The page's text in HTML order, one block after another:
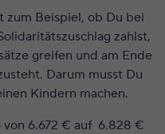
zum Beispiel, ob Du bei
zahlst,
greifen und am Ende
Darum musst Du
Kindern machen.
6.672 € auf 6.828 €